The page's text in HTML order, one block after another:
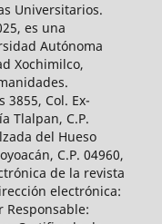
Universitarios.
es una
Autónoma
Xochimilco,
Col. Ex-
Tlalpan, C.P.
del Hueso
C.P. 04960,
de la revista
electrónica:
Responsable: